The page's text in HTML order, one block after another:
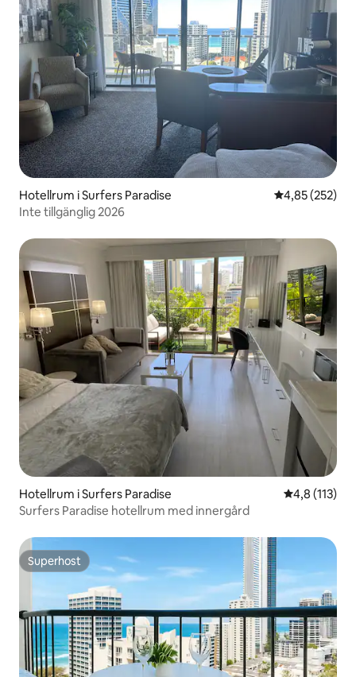
Hotellrum i Surfers Paradise 4,85 av 5 i
4,85 (252)
Inte tillgänglig 2026
Hotellrum i Surfers Paradise 4,8 av 5 i
4,8 (113)
Surfers Paradise hotellrum med innergård
Superhost
Superhost